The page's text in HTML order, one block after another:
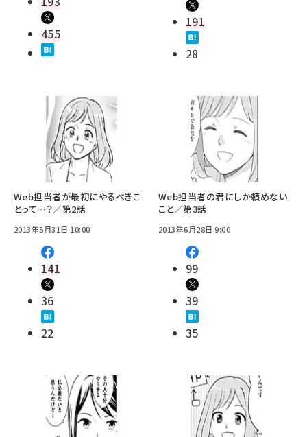
455
191
28
Web担当者が最初にやるべきこ
とって…？／第2話
2013年5月31日 10:00
141
36
22
Web担当者の君にしか頼めない
こと／第3話
2013年6月28日 9:00
99
39
35